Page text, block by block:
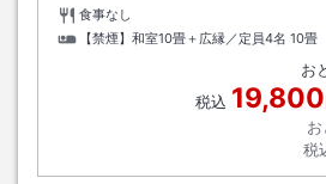
食事なし
【禁煙】和室10畳＋広縁／定員4名 10畳
お
税込 19,800
税